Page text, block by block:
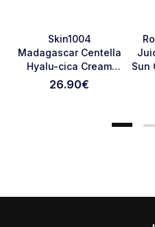
Favorite
Skin1004
Madagascar Centella
Hyalu-cica Cream
75ml
26.90€
Sun